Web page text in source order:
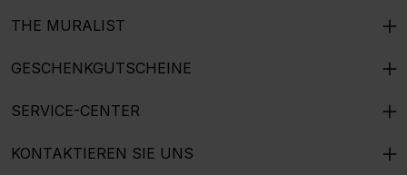
THE MURALIST
GESCHENKGUTSCHEINE
SERVICE-CENTER
KONTAKTIEREN SIE UNS